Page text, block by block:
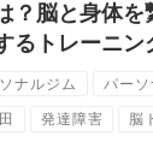
？脳と身体を
るトレーニン
ナルジム パー
発達障害 脳